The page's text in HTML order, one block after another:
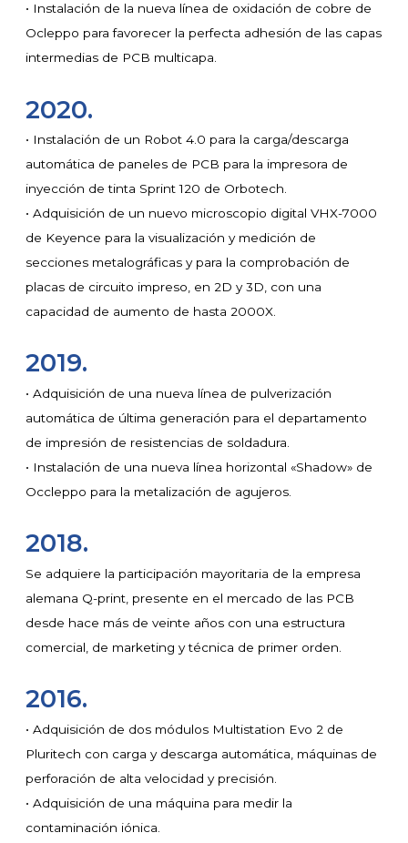
• Instalación de la nueva línea de oxidación de cobre de
Ocleppo para favorecer la perfecta adhesión de las capas
intermedias de PCB multicapa.
2020.
• Instalación de un Robot 4.0 para la carga/descarga
automática de paneles de PCB para la impresora de
inyección de tinta Sprint 120 de Orbotech.
• Adquisición de un nuevo microscopio digital VHX-7000
de Keyence para la visualización y medición de
secciones metalográficas y para la comprobación de
placas de circuito impreso, en 2D y 3D, con una
capacidad de aumento de hasta 2000X.
2019.
• Adquisición de una nueva línea de pulverización
automática de última generación para el departamento
de impresión de resistencias de soldadura.
• Instalación de una nueva línea horizontal «Shadow» de
Occleppo para la metalización de agujeros.
2018.
Se adquiere la participación mayoritaria de la empresa
alemana Q-print, presente en el mercado de las PCB
desde hace más de veinte años con una estructura
comercial, de marketing y técnica de primer orden.
2016.
• Adquisición de dos módulos Multistation Evo 2 de
Pluritech con carga y descarga automática, máquinas de
perforación de alta velocidad y precisión.
• Adquisición de una máquina para medir la
contaminación iónica.